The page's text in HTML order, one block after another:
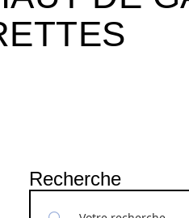
Recherche